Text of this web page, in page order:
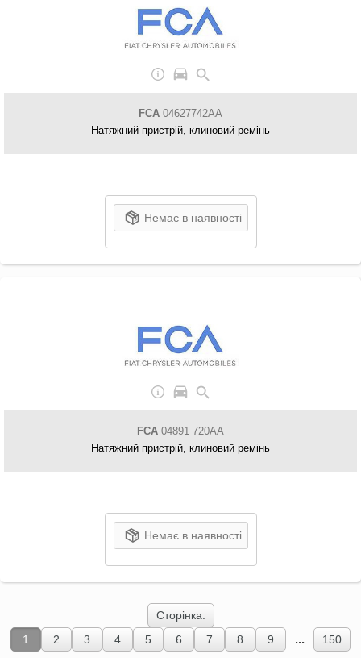
FCA 04627742AA
Натяжний пристрій, клиновий ремінь
Немає в наявності
FCA 04891 720AA
Натяжний пристрій, клиновий ремінь
Немає в наявності
Сторінка:
1
2 3 4 5 6 7 8 9 ... 150